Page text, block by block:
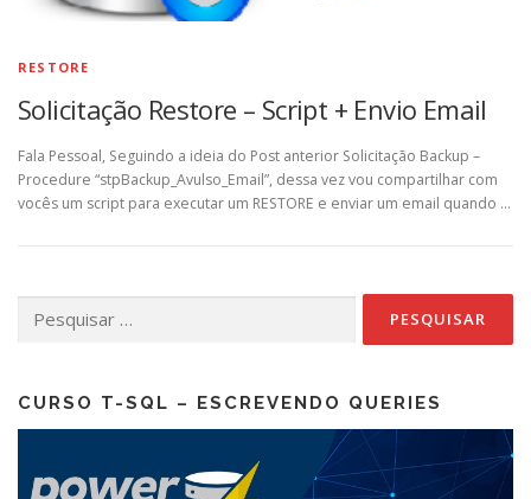
RESTORE
Solicitação Restore – Script + Envio Email
Fala Pessoal, Seguindo a ideia do Post anterior Solicitação Backup –
Procedure “stpBackup_Avulso_Email”, dessa vez vou compartilhar com
vocês um script para executar um RESTORE e enviar um email quando …
por:
CURSO T-SQL – ESCREVENDO QUERIES